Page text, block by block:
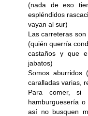
(nada de eso
espléndidos
vayan al sur)
Las carreteras
(quién querría
castaños y que
jabatos)
Somos aburridos
caralladas varias,
Para comer, si
hamburguesería
así no busquen